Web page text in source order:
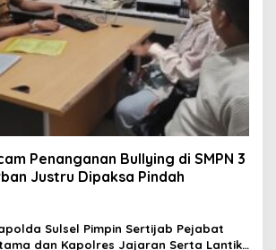
Penanganan Bullying di SMPN 3
Justru Dipaksa Pindah
Sulsel Pimpin Sertijab Pejabat
dan Kapolres Jajaran Serta Lantik